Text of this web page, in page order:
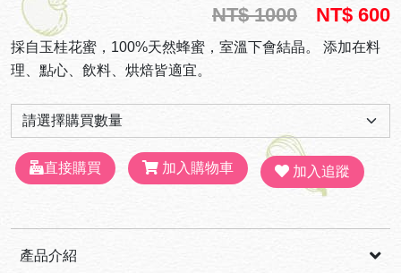
NT$ 1000 NT$ 600
採自玉桂花蜜，100%天然蜂蜜，室溫下會結晶。 添加在料
理、點心、飲料、烘焙皆適宜。
直接購買 加入購物車 加入追蹤
產品介紹